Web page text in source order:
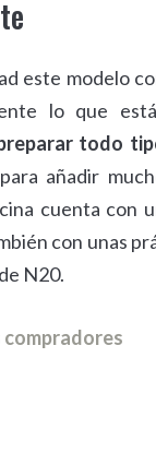
este modelo
lo que
todo
añadir
cuenta con
con unas
N20.